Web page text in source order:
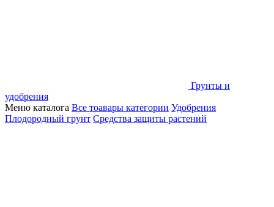
Грунты и
удобрения
Меню каталога Все тоавары категории Удобрения
Плодородный грунт Средства защиты растений